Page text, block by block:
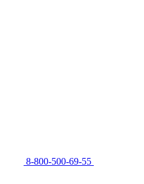
8-800-500-69-55